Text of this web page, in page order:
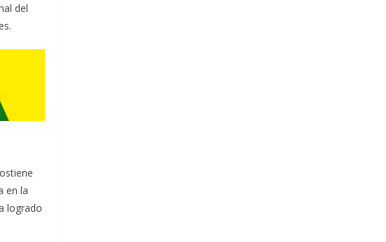
del
en la
logrado